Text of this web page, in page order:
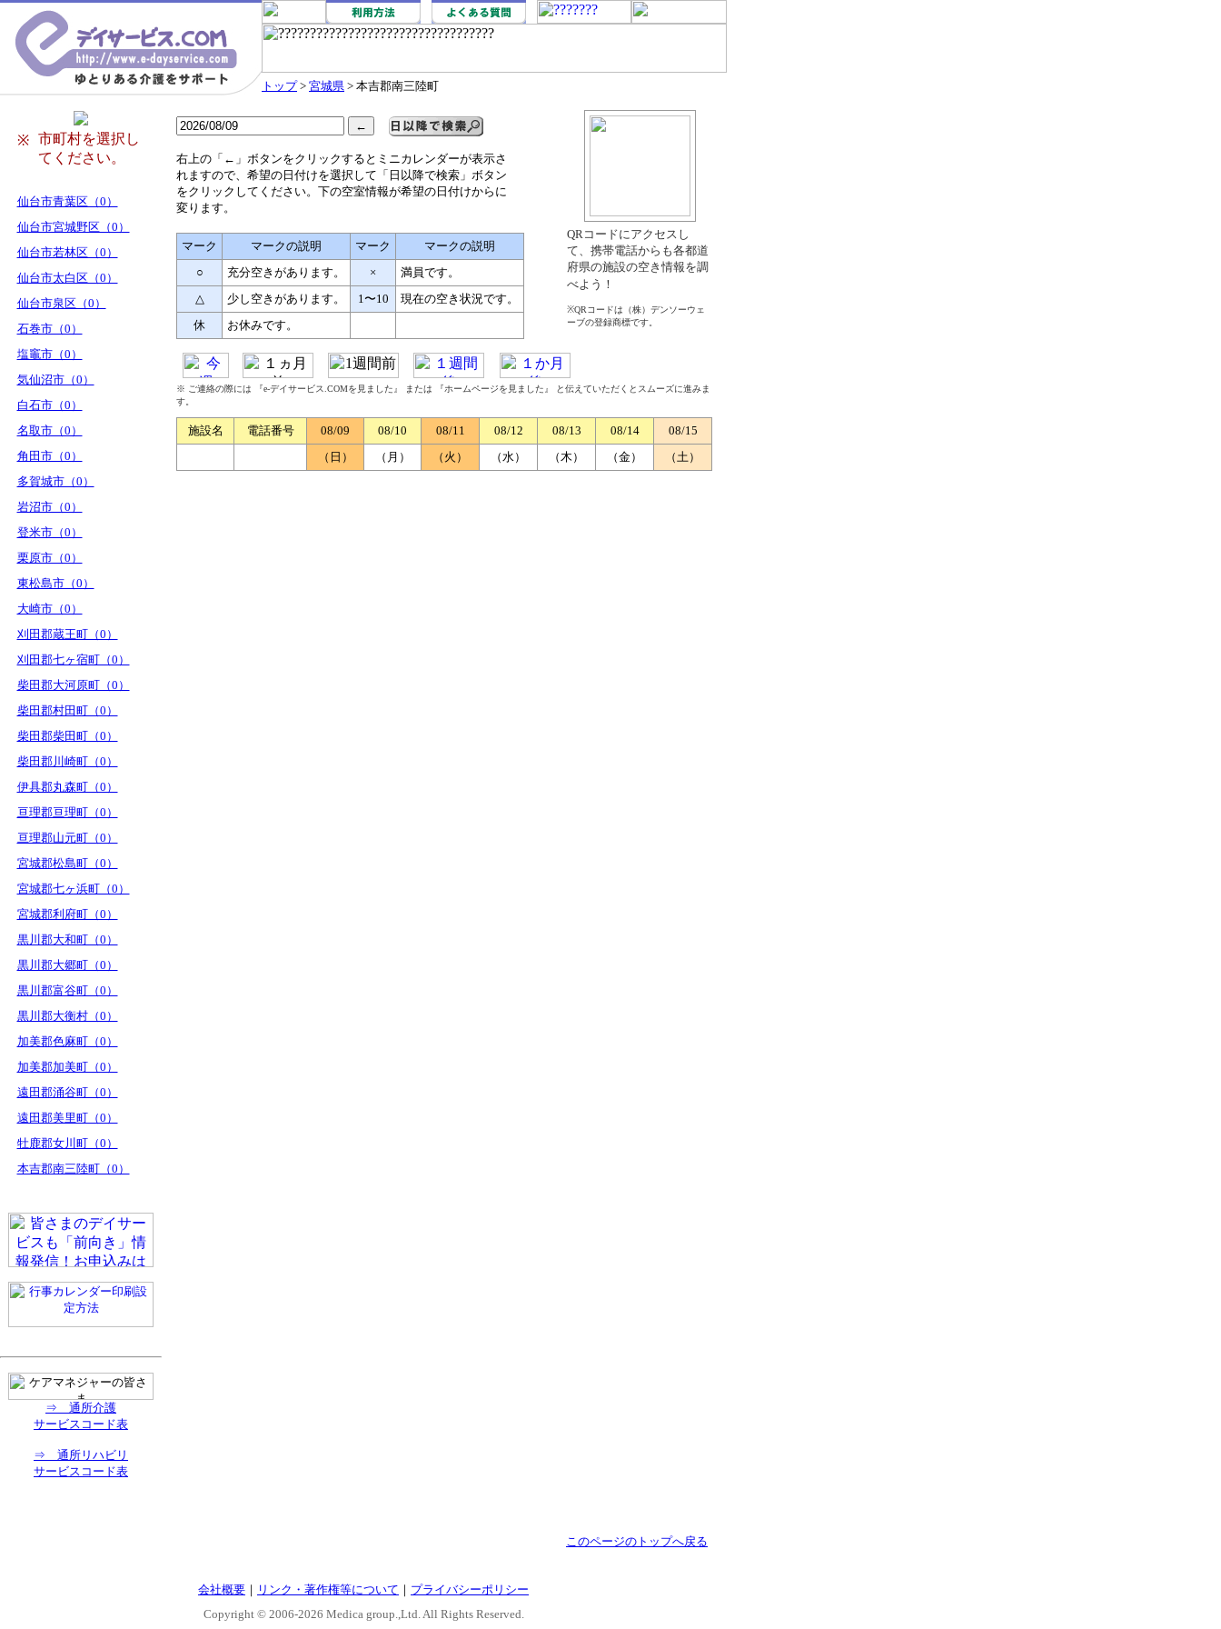
トップ> 宮城県 > 本吉郡南三陸町
※
市町村を選択し
てください。
仙台市青葉区（0）
仙台市宮城野区（0）
仙台市若林区（0）
仙台市太白区（0）
仙台市泉区（0）
石巻市（0）
塩竈市（0）
気仙沼市（0）
白石市（0）
名取市（0）
角田市（0）
多賀城市（0）
岩沼市（0）
登米市（0）
栗原市（0）
東松島市（0）
大崎市（0）
刈田郡蔵王町（0）
刈田郡七ヶ宿町（0）
柴田郡大河原町（0）
柴田郡村田町（0）
柴田郡柴田町（0）
柴田郡川崎町（0）
伊具郡丸森町（0）
亘理郡亘理町（0）
亘理郡山元町（0）
宮城郡松島町（0）
宮城郡七ヶ浜町（0）
宮城郡利府町（0）
黒川郡大和町（0）
黒川郡大郷町（0）
黒川郡富谷町（0）
黒川郡大衡村（0）
加美郡色麻町（0）
加美郡加美町（0）
遠田郡涌谷町（0）
遠田郡美里町（0）
牡鹿郡女川町（0）
本吉郡南三陸町（0）
⇒ 通所介護
サービスコード表
⇒ 通所リハビリ
サービスコード表
右上の「←」ボタンをクリックするとミニカレンダーが表示さ
れますので、希望の日付けを選択して「日以降で検索」ボタン
をクリックしてください。下の空室情報が希望の日付けからに
変ります。
マーク マークの説明 マーク
マークの説明
○
充分空きがあります。 ×
満員です。
△
少し空きがあります。 1〜10
現在の空き状況です。
休
お休みです。
QRコードにアクセスし
て、携帯電話からも各都道
府県の施設の空き情報を調
べよう！
※QRコードは（株）デンソーウェ
ーブの登録商標です。
※ ご連絡の際には 『e-デイサービス.COMを見ました』 または 『ホームページを見ました』 と伝えていただくとスムーズに進みま
す。
施設名 電話番号 08/09 08/10 08/11 08/12 08/13 08/14
08/15
（日）
（月） （火） （水） （木） （金） （土）
このページのトップへ戻る
会社概要 ｜ リンク・著作権等について ｜ プライバシーポリシー
Copyright © 2006-2026 Medica group.,Ltd. All Rights Reserved.